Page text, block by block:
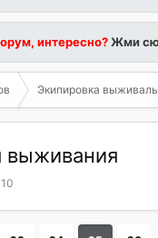
интересно?Жми
Экипировка